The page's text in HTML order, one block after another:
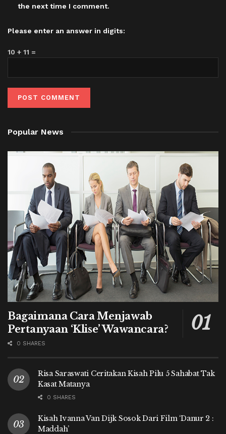
the next time I comment.
Please enter an answer in digits:
10 + 11 =
Popular News
Bagaimana Cara Menjawab
Pertanyaan ‘Klise’ Wawancara?
0 SHARES
Risa Saraswati Ceritakan Kisah Pilu 5 Sahabat Tak
Kasat Matanya
0 SHARES
Kisah Ivanna Van Dijk Sosok Dari Film ‘Danur 2 :
Maddah’